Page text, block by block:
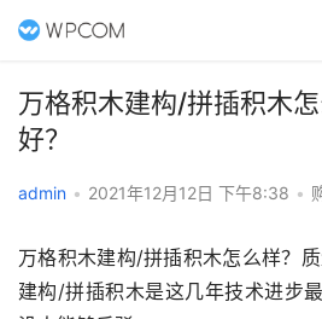
万格积木建构/拼插积木
好？
admin • 2021年12月12日 下午8:38 •
万格积木建构/拼插积木怎么样？质
建构/拼插积木是这几年技术进步